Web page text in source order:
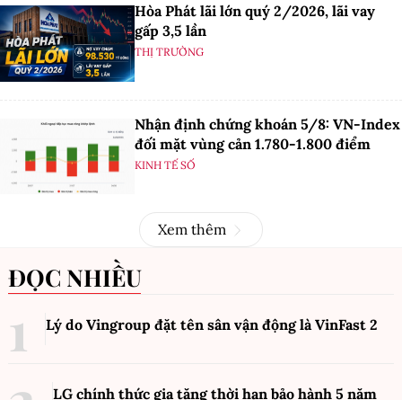
Hòa Phát lãi lớn quý 2/2026, lãi vay
gấp 3,5 lần
THỊ TRƯỜNG
Nhận định chứng khoán 5/8: VN-Index
đối mặt vùng cản 1.780-1.800 điểm
KINH TẾ SỐ
Xem thêm
ĐỌC NHIỀU
Lý do Vingroup đặt tên sân vận động là VinFast 2
LG chính thức gia tăng thời hạn bảo hành 5 năm